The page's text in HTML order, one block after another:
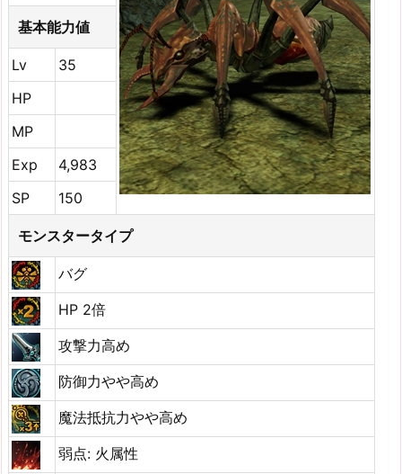
基本能力値
Lv
35
HP
MP
Exp
4,983
SP
150
モンスタータイプ
バグ
HP 2倍
攻撃力高め
防御力やや高め
魔法抵抗力やや高め
弱点: 火属性